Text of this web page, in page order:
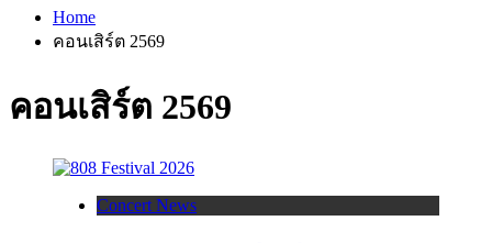
Home
คอนเสิร์ต 2569
คอนเสิร์ต 2569
Concert News